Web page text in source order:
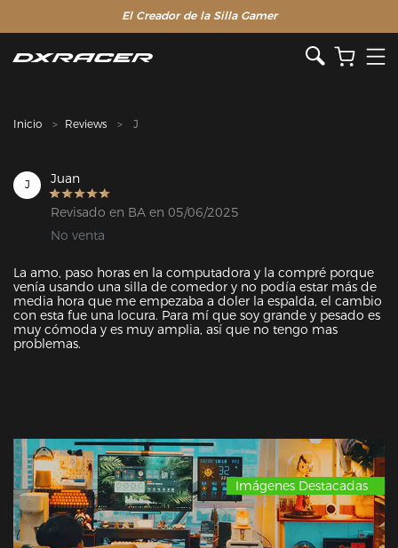
El Creador de la Silla Gamer
Inicio Reviews J
J Juan
Revisado en BA en 05/06/2025
No venta
La amo, paso horas en la computadora y la compré porque
venía usando una silla de comedor y no podía estar más de
media hora que me empezaba a doler la espalda, el cambio
con esta fue una locura. Para mí que soy grande y pesado es
muy cómoda y es muy amplia, así que no tengo mas
problemas.
Imágenes Destacadas